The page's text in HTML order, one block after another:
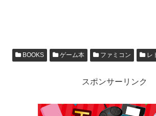
BOOKS ゲーム本 ファミコン レ
スポンサーリンク